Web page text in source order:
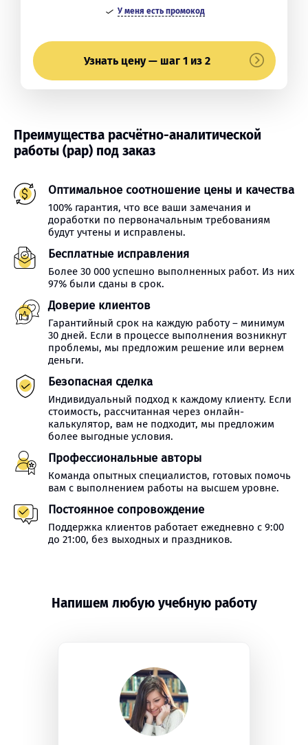
У меня есть промокод
Узнать цену — шаг 1 из 2
Преимущества расчётно-аналитической
работы (рар) под заказ
Оптимальное соотношение цены и качества
100% гарантия, что все ваши замечания и
доработки по первоначальным требованиям
будут учтены и исправлены.
Бесплатные исправления
Более 30 000 успешно выполненных работ. Из них
97% были сданы в срок.
Доверие клиентов
Гарантийный срок на каждую работу – минимум
30 дней. Если в процессе выполнения возникнут
проблемы, мы предложим решение или вернем
деньги.
Безопасная сделка
Индивидуальный подход к каждому клиенту. Если
стоимость, рассчитанная через онлайн-
калькулятор, вам не подходит, мы предложим
более выгодные условия.
Профессиональные авторы
Команда опытных специалистов, готовых помочь
вам с выполнением работы на высшем уровне.
Постоянное сопровождение
Поддержка клиентов работает ежедневно с 9:00
до 21:00, без выходных и праздников.
Напишем любую учебную работу